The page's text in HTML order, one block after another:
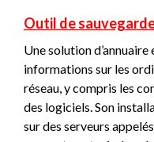
Outil de
Une solution
informations sur les
réseau, y compris les
des logiciels. Son
sur des serveurs